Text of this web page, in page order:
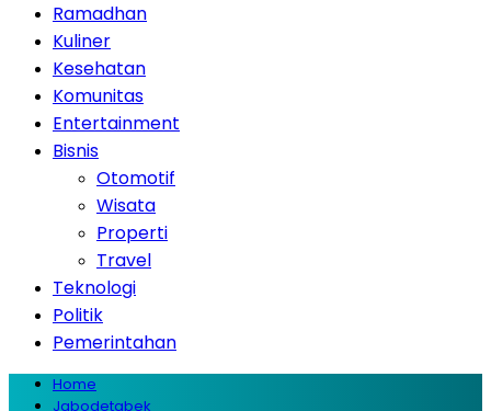
Ramadhan
Kuliner
Kesehatan
Komunitas
Entertainment
Bisnis
Otomotif
Wisata
Properti
Travel
Teknologi
Politik
Pemerintahan
Home
Jabodetabek